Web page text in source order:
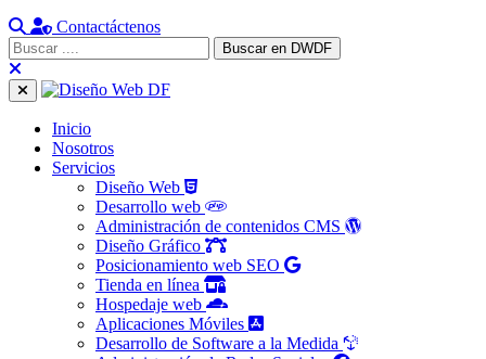
Contactáctenos
Inicio
Nosotros
Servicios
Diseño Web
Desarrollo web
Administración de contenidos CMS
Diseño Gráfico
Posicionamiento web SEO
Tienda en línea
Hospedaje web
Aplicaciones Móviles
Desarrollo de Software a la Medida